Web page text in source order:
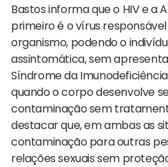
Bastos informa que o HIV e a
primeiro é o vírus
organismo, podendo o
assintomática, sem
Síndrome da
quando o corpo desenvolve
contaminação sem
destacar que, em ambas as
contaminação para outras
relações sexuais sem